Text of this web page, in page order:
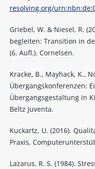
resolving.org/
Griebel, W. & Niesel, R.
begleiten: Transition in
(6. Aufl.). Cornelsen.
Kracke, B., Mayhack, K.,
Übergangskonferenzen:
Übergangsgestaltung in
Beltz Juventa.
Kuckartz, U. (2016).
Praxis,
Lazarus, R. S. (1984).